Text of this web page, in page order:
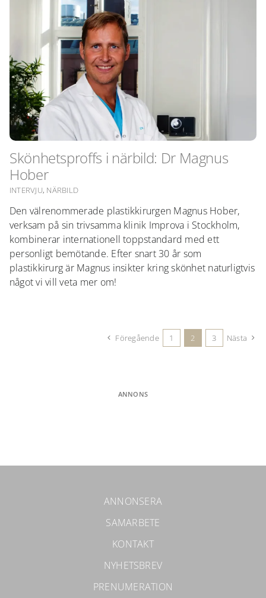
Skönhetsproffs i närbild: Dr Magnus
Hober
INTERVJU, NÄRBILD
Den välrenommerade plastikkirurgen Magnus Hober,
verksam på sin trivsamma klinik Improva i Stockholm,
kombinerar internationell toppstandard med ett
personligt bemötande. Efter snart 30 år som
plastikkirurg är Magnus insikter kring skönhet naturligtvis
något vi vill veta mer om!
Föregående 1 2 3 Nästa
ANNONS
ANNONSERA
SAMARBETE
KONTAKT
NYHETSBREV
PRENUMERATION